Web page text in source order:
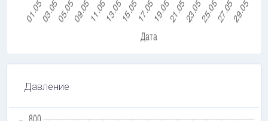
Давление